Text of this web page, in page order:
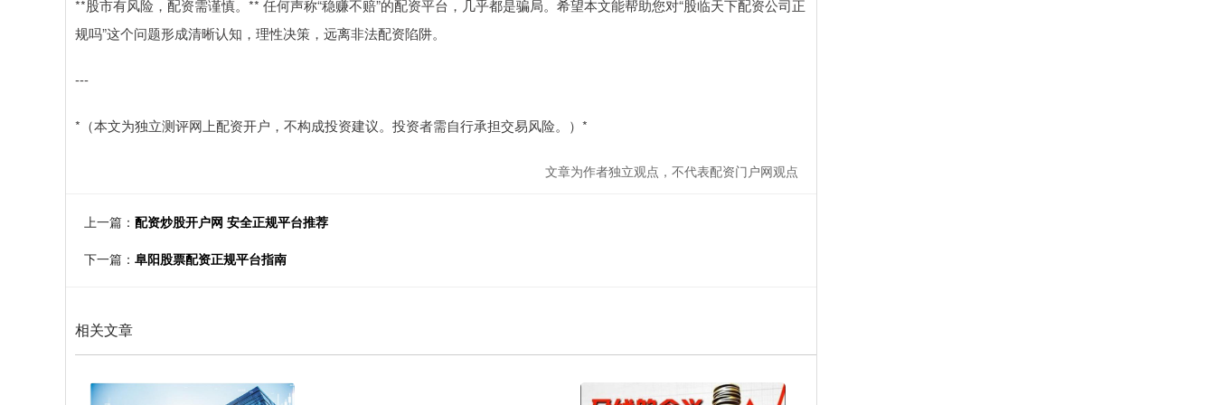
**股市有风险，配资需谨慎。** 任何声称“稳赚不赔”的配资平台，几乎都是骗局。希望本文能帮助您对“股临天下配资公司正
规吗”这个问题形成清晰认知，理性决策，远离非法配资陷阱。
---
*（本文为独立测评网上配资开户，不构成投资建议。投资者需自行承担交易风险。）*
文章为作者独立观点，不代表配资门户网观点
上一篇： 配资炒股开户网 安全正规平台推荐
下一篇： 阜阳股票配资正规平台指南
相关文章